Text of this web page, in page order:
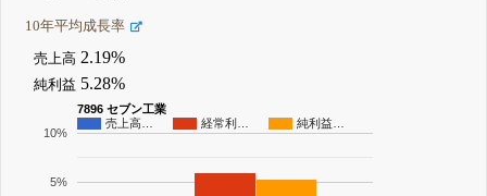
10年平均成長率
売上高 2.19%
純利益 5.28%
7896 セブン工業
売上高…
経常利… 純利益…
5%
10%